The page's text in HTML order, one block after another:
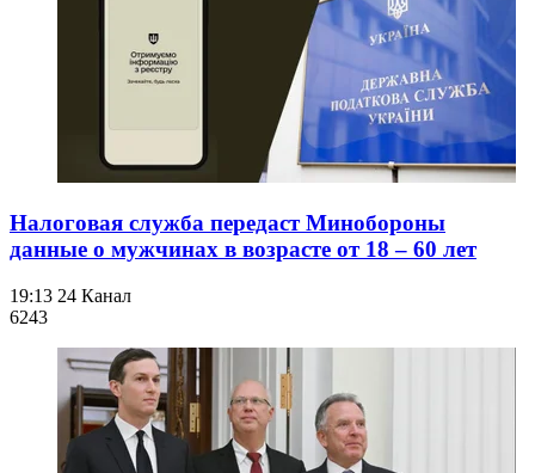
Налоговая служба передаст Минобороны
данные о мужчинах в возрасте от 18 – 60 лет
19:13 24 Канал
6243